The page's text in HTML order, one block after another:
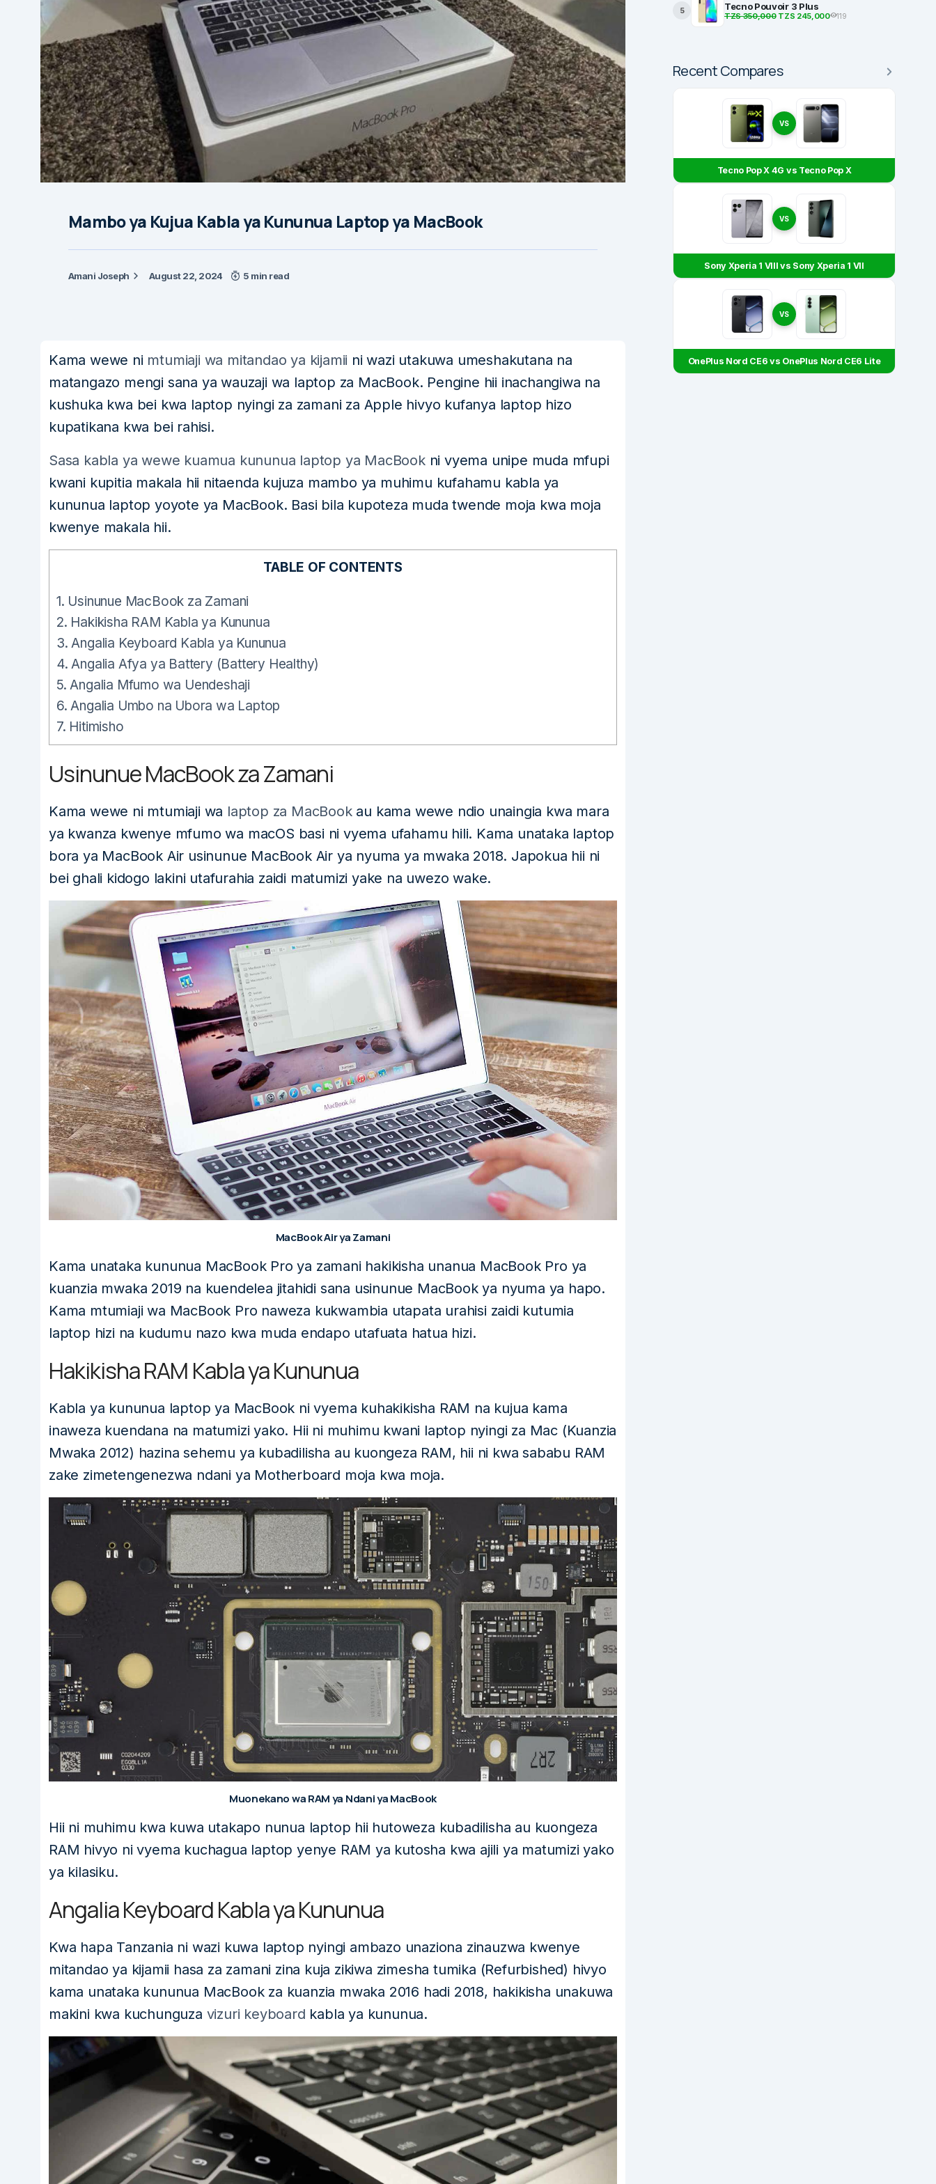
Mambo ya Kujua Kabla ya Kununua Laptop ya MacBook
Amani Joseph August 22, 2024 5 min read
Kama wewe ni mtumiaji wa mitandao ya kijamii ni wazi utakuwa umeshakutana na
matangazo mengi sana ya wauzaji wa laptop za MacBook. Pengine hii inachangiwa na
kushuka kwa bei kwa laptop nyingi za zamani za Apple hivyo kufanya laptop hizo
kupatikana kwa bei rahisi.
Sasa kabla ya wewe kuamua kununua laptop ya MacBookni vyema unipe muda mfupi
kwani kupitia makala hii nitaenda kujuza mambo ya muhimu kufahamu kabla ya
kununua laptop yoyote ya MacBook. Basi bila kupoteza muda twende moja kwa moja
kwenye makala hii.
TABLE OF CONTENTS
1. Usinunue MacBook za Zamani
2. Hakikisha RAM Kabla ya Kununua
3. Angalia Keyboard Kabla ya Kununua
4. Angalia Afya ya Battery (Battery Healthy)
5. Angalia Mfumo wa Uendeshaji
6. Angalia Umbo na Ubora wa Laptop
7. Hitimisho
Usinunue MacBook za Zamani
Kama wewe ni mtumiaji wa laptop za MacBookau kama wewe ndio unaingia kwa mara
ya kwanza kwenye mfumo wa macOS basi ni vyema ufahamu hili. Kama unataka laptop
bora ya MacBook Air usinunue MacBook Air ya nyuma ya mwaka 2018. Japokua hii ni
bei ghali kidogo lakini utafurahia zaidi matumizi yake na uwezo wake.
MacBook Air ya Zamani
Kama unataka kununua MacBook Pro ya zamani hakikisha unanua MacBook Pro ya
kuanzia mwaka 2019 na kuendelea jitahidi sana usinunue MacBook ya nyuma ya hapo.
Kama mtumiaji wa MacBook Pro naweza kukwambia utapata urahisi zaidi kutumia
laptop hizi na kudumu nazo kwa muda endapo utafuata hatua hizi.
Hakikisha RAM Kabla ya Kununua
Kabla ya kununua laptop ya MacBook ni vyema kuhakikisha RAM na kujua kama
inaweza kuendana na matumizi yako. Hii ni muhimu kwani laptop nyingi za Mac (Kuanzia
Mwaka 2012) hazina sehemu ya kubadilisha au kuongeza RAM, hii ni kwa sababu RAM
zake zimetengenezwa ndani ya Motherboard moja kwa moja.
Muonekano wa RAM ya Ndani ya MacBook
Hii ni muhimu kwa kuwa utakapo nunua laptop hii hutoweza kubadilisha au kuongeza
RAM hivyo ni vyema kuchagua laptop yenye RAM ya kutosha kwa ajili ya matumizi yako
ya kilasiku.
Angalia Keyboard Kabla ya Kununua
Kwa hapa Tanzania ni wazi kuwa laptop nyingi ambazo unaziona zinauzwa kwenye
mitandao ya kijamii hasa za zamani zina kuja zikiwa zimesha tumika (Refurbished) hivyo
kama unataka kununua MacBook za kuanzia mwaka 2016 hadi 2018, hakikisha unakuwa
makini kwa kuchunguza vizuri keyboard kabla ya kununua.
5 Tecno Pouvoir 3 Plus
TZS 350,000TZS 245,000 119
Recent Compares
VS
Tecno Pop X 4G vs Tecno Pop X
VS
Sony Xperia 1 VIII vs Sony Xperia 1 VII
VS
OnePlus Nord CE6 vs OnePlus Nord CE6 Lite